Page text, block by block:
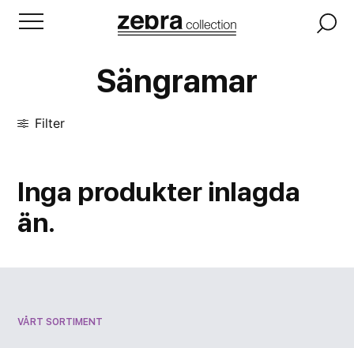
Sängramar
Filter
Inga produkter inlagda
än.
VÅRT SORTIMENT